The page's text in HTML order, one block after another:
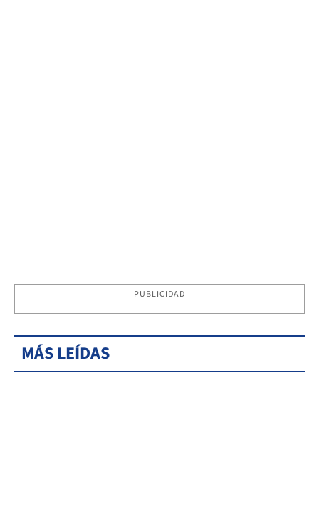
PUBLICIDAD
MÁS LEÍDAS